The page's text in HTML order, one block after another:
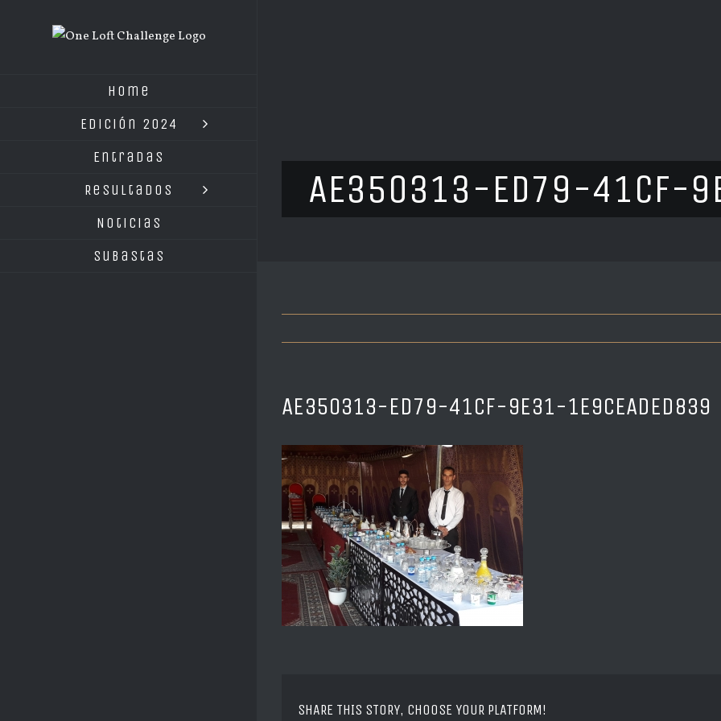
Home
Edición 2024
Entradas
Resultados
Noticias
Subastas
AE350313-ED79-41CF-
AE350313-ED79-41CF-9E31-1E9CEADED839
SHARE THIS STORY, CHOOSE YOUR PLATFORM!